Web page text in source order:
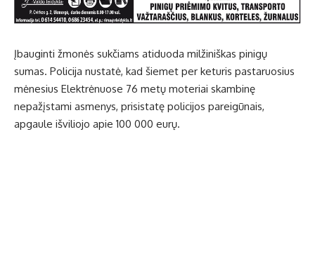
Įbauginti žmonės sukčiams atiduoda milžiniškas pinigų
sumas. Policija nustatė, kad šiemet per keturis pastaruosius
mėnesius Elektrėnuose 76 metų moteriai skambinę
nepažįstami asmenys, prisistatę policijos pareigūnais,
apgaule išviliojo apie 100 000 eurų.